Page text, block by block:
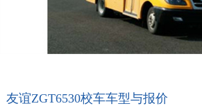
友谊ZGT6530校车车型与报价